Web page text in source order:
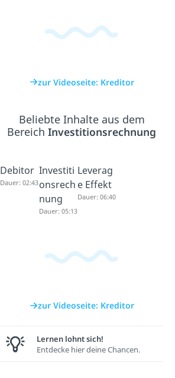
zur Videoseite: Kreditor
Beliebte Inhalte aus dem
BereichInvestitionsrechnung
Debitor
Dauer: 02:43
Investiti
onsrech
nung
Dauer: 05:13
Leverag
e Effekt
Dauer: 06:40
zur Videoseite: Kreditor
Lernen lohnt sich!
Entdecke hier deine Chancen.